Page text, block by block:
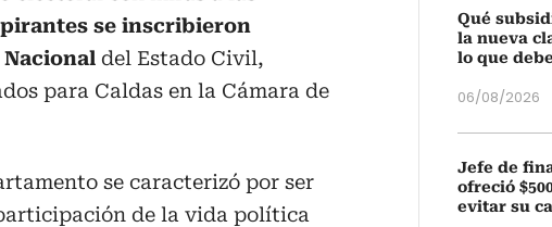
se inscribieron
del Estado Civil,
para Caldas en la Cámara de
se caracterizó por ser
de la vida política
Qué
la nueva
lo que
06/08/2026
Jefe de
ofreció
evitar su